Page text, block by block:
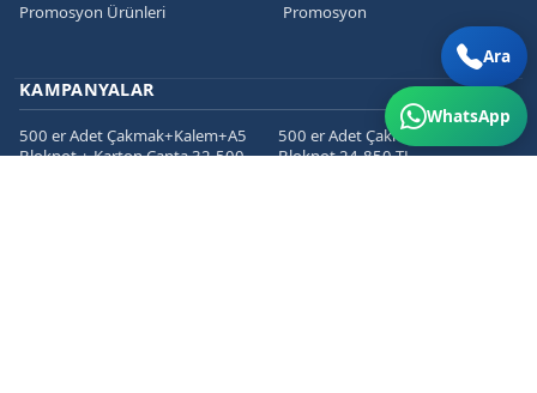
Promosyon Ürünleri
Promosyon
KAMPANYALAR
500 er Adet Çakmak+Kalem+A5
Bloknot + Karton Çanta 32.500
500 er Adet Çakmak+Kalem+A5
Bloknot 24.850 TL
Ara
WhatsApp